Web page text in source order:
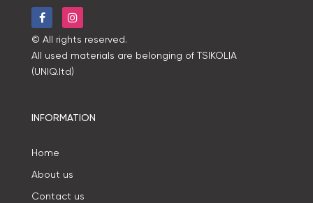
© All rights reserved.
All used materials are belonging of TSIKOLIA
(UNIQ.ltd)
INFORMATION
Home
About us
Contact us